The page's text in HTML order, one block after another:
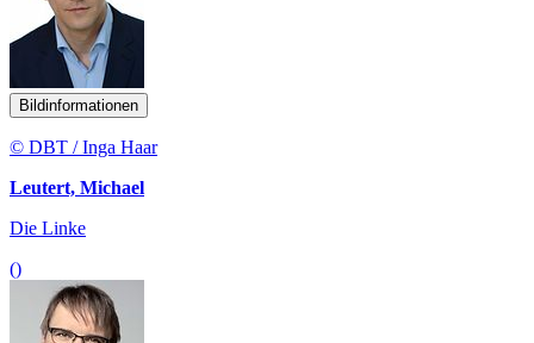
Bildinformationen
© DBT / Inga Haar
Leutert, Michael
Die Linke
()